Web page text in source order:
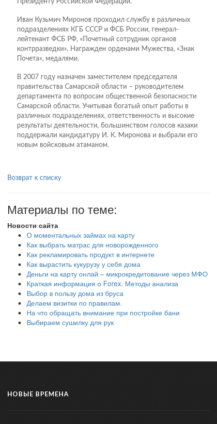
Президенту Российской Федерации.
Иван Кузьмич Миронов проходил службу в различных
подразделениях КГБ СССР и ФСБ России, генерал-
лейтенант ФСБ РФ, «Почетный сотрудник органов
контрразведки». Награжден орденами Мужества, «Знак
Почета», медалями.
В 2007 году назначен заместителем председателя
правительства Самарской области – руководителем
департамента по вопросам общественной безопасности
Самарской области. Учитывая богатый опыт работы в
различных подразделениях, ответственность и высокие
результаты деятельности, большинством голосов казаки
поддержали кандидатуру И. К. Миронова и выбрали его
новым войсковым атаманом.
Возврат к списку
Материалы по теме:
Новости сайта
О моментальных займах на карту
Как выбрать матрас для новорожденного
Как рекламировать продукт в интернете
Как вырастить кукурузу у себя дома
Деньги на карту онлай – микрокредитование через МФО
Краткая информация о Forex. Методы анализа
Выбор в пользу дома из бруса
Делаем визитки по правилам.
На что обращать внимание при постройке бани
Выбираем сушилку для рук
НОВЫЕ ВРЕМЕНА